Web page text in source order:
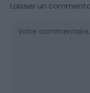
Laisser un